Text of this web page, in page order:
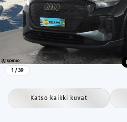
1 / 39
Katso kaikki kuvat